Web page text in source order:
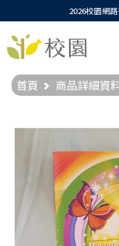
2026校園網
首頁 商品詳細資